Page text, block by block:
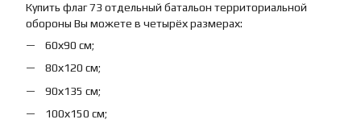
Купить флаг 73 отдельный батальон территориальной
обороны Вы можете в четырёх размерах:
60х90 см;
80х120 см;
90х135 см;
100х150 см;